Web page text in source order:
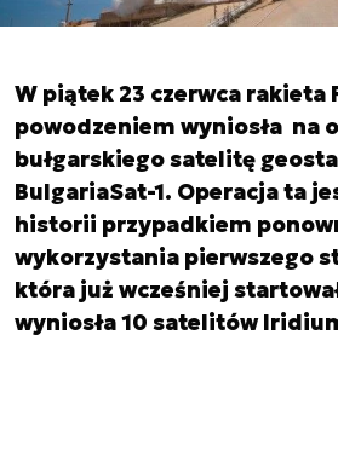
W piątek 23 czerwca rakieta
powodzeniem wyniosła na
bułgarskiego satelitę
BulgariaSat-1. Operacja ta
historii przypadkiem
wykorzystania pierwszego
która już wcześniej
wyniosła 10 satelitów